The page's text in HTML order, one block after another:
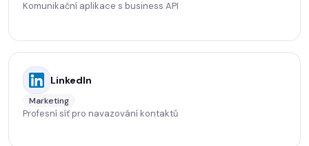
Komunikační aplikace s business API
LinkedIn
Marketing
Profesní síť pro navazování kontaktů